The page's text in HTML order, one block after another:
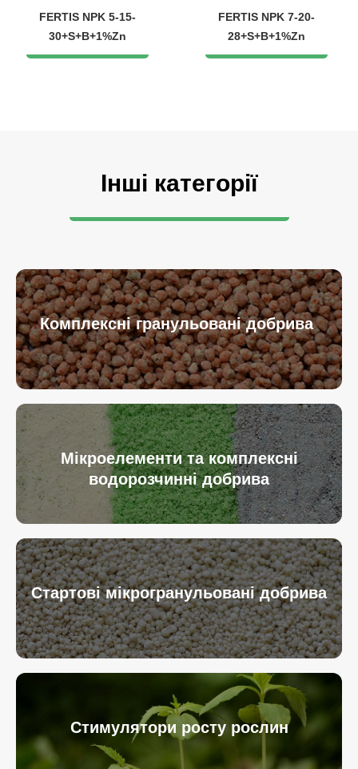
FERTIS NPK 5-15-
30+S+B+1%Zn
FERTIS NPK 7-20-
28+S+B+1%Zn
Інші категорії
Комплексні гранульовані добрива
Мікроелементи та комплексні
водорозчинні добрива
Стартові мікрогранульовані добрива
Стимулятори росту рослин